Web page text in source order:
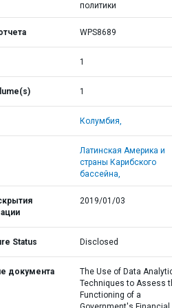
политики
WPS8689
1
1
Колумбия,
Латинская Америка и
страны Карибского
бассейна,
2019/01/03
Status Disclosed
документа
The Use of Data
Techniques to Assess
Functioning of a